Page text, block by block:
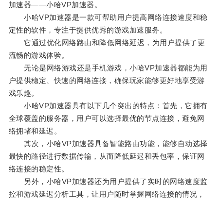
加速器——小哈VP加速器。
小哈VP加速器是一款可帮助用户提高网络连接速度和稳
定性的软件，专注于提供优秀的游戏加速服务。
它通过优化网络路由和降低网络延迟，为用户提供了更
流畅的游戏体验。
无论是网络游戏还是手机游戏，小哈VP加速器都能为用
户提供稳定、快速的网络连接，确保玩家能够更好地享受游
戏乐趣。
小哈VP加速器具有以下几个突出的特点：首先，它拥有
全球覆盖的服务器，用户可以选择最优的节点连接，避免网
络拥堵和延迟。
其次，小哈VP加速器具备智能路由功能，能够自动选择
最快的路径进行数据传输，从而降低延迟和丢包率，保证网
络连接的稳定性。
另外，小哈VP加速器还为用户提供了实时的网络速度监
控和游戏延迟分析工具，让用户随时掌握网络连接的情况，